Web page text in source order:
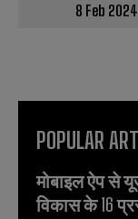
8 Feb 2024
POPULAR
मोबाइल ऐप से
विकास के 16